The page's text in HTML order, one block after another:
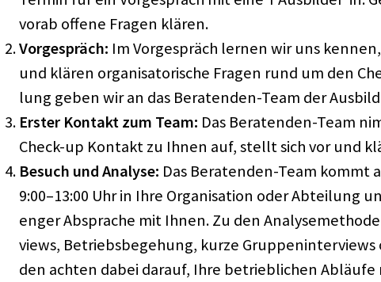
vorab offene Fragen klären.
Vorge­spräch: Im Vorge­spräch lernen wir uns
und klären orga­ni­sa­to­ri­sche Fragen rund um den
lung geben wir an das Bera­ten­den-Team der
Erster Kontakt zum Team: Das Bera­ten­den-Team
Check-up Kontakt zu Ihnen auf, stellt sich vor und
Besuch und Analyse: Das Bera­ten­den-Team kommt
9:00–13:00 Uhr in Ihre Orga­ni­sa­tion oder Abtei­lung
enger Abspra­che mit Ihnen. Zu den
views, Betriebs­be­ge­hung, kurze
den achten dabei darauf, Ihre betrieb­li­chen